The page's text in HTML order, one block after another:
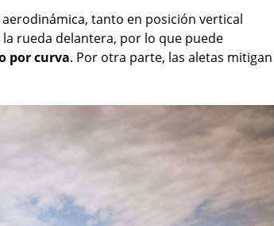
tanto en posición vertical
rueda delantera, por lo que puede
por curva. Por otra parte, las aletas mitigan